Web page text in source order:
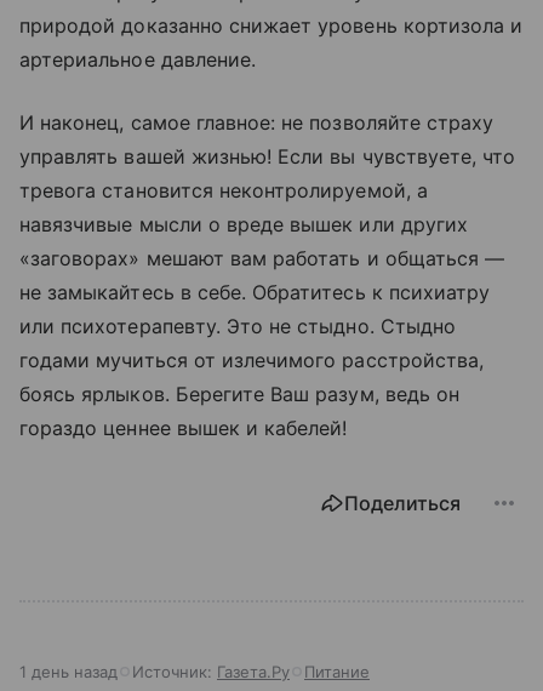
природой доказанно снижает уровень кортизола и
артериальное давление.
И наконец, самое главное: не позволяйте страху
управлять вашей жизнью! Если вы чувствуете, что
тревога становится неконтролируемой, а
навязчивые мысли о вреде вышек или других
«заговорах» мешают вам работать и общаться —
не замыкайтесь в себе. Обратитесь к психиатру
или психотерапевту. Это не стыдно. Стыдно
годами мучиться от излечимого расстройства,
боясь ярлыков. Берегите Ваш разум, ведь он
гораздо ценнее вышек и кабелей!
Поделиться
1 день назад Источник: Газета.Ру Питание